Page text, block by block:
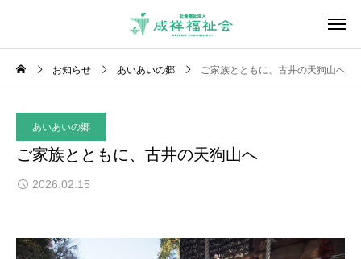
お知らせ あいあいの郷 ご家族とともに、古井の天狗山へ
あいあいの郷
ご家族とともに、古井の天狗山へ
2026.02.15